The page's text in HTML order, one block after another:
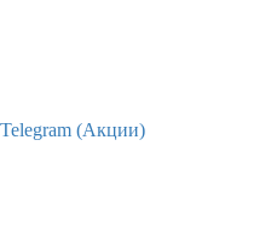
Telegram (Акции)